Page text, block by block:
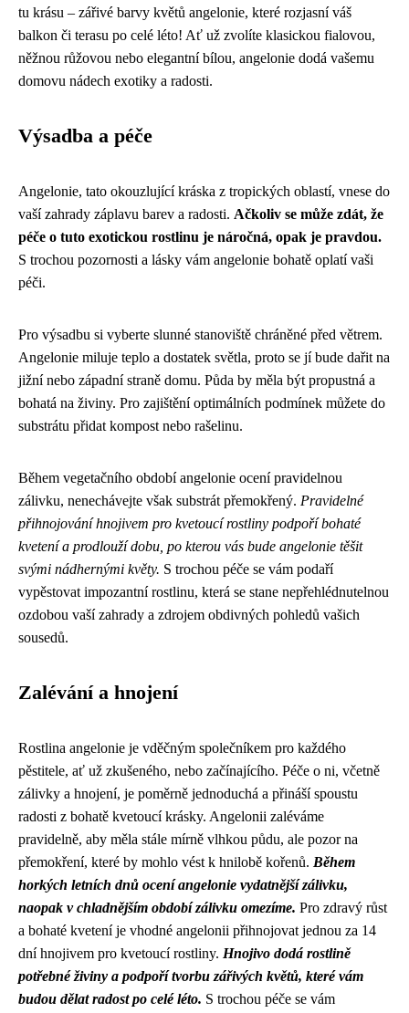
tu krásu – zářivé barvy květů angelonie, které rozjasní váš
balkon či terasu po celé léto! Ať už zvolíte klasickou fialovou,
něžnou růžovou nebo elegantní bílou, angelonie dodá vašemu
domovu nádech exotiky a radosti.
Výsadba a péče
Angelonie, tato okouzlující kráska z tropických oblastí, vnese do
vaší zahrady záplavu barev a radosti. Ačkoliv se může zdát, že
péče o tuto exotickou rostlinu je náročná, opak je pravdou.
S trochou pozornosti a lásky vám angelonie bohatě oplatí vaši
péči.
Pro výsadbu si vyberte slunné stanoviště chráněné před větrem.
Angelonie miluje teplo a dostatek světla, proto se jí bude dařit na
jižní nebo západní straně domu. Půda by měla být propustná a
bohatá na živiny. Pro zajištění optimálních podmínek můžete do
substrátu přidat kompost nebo rašelinu.
Během vegetačního období angelonie ocení pravidelnou
zálivku, nenechávejte však substrát přemokřený. Pravidelné
přihnojování hnojivem pro kvetoucí rostliny podpoří bohaté
kvetení a prodlouží dobu, po kterou vás bude angelonie těšit
svými nádhernými květy. S trochou péče se vám podaří
vypěstovat impozantní rostlinu, která se stane nepřehlédnutelnou
ozdobou vaší zahrady a zdrojem obdivných pohledů vašich
sousedů.
Zalévání a hnojení
Rostlina angelonie je vděčným společníkem pro každého
pěstitele, ať už zkušeného, nebo začínajícího. Péče o ni, včetně
zálivky a hnojení, je poměrně jednoduchá a přináší spoustu
radosti z bohatě kvetoucí krásky. Angelonii zaléváme
pravidelně, aby měla stále mírně vlhkou půdu, ale pozor na
přemokření, které by mohlo vést k hnilobě kořenů. Během
horkých letních dnů ocení angelonie vydatnější zálivku,
naopak v chladnějším období zálivku omezíme. Pro zdravý růst
a bohaté kvetení je vhodné angelonii přihnojovat jednou za 14
dní hnojivem pro kvetoucí rostliny. Hnojivo dodá rostlině
potřebné živiny a podpoří tvorbu zářivých květů, které vám
budou dělat radost po celé léto. S trochou péče se vám